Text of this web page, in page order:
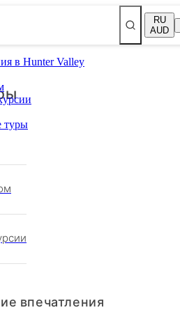
RU
AUD
в Hunter Valley
туры
впечатления